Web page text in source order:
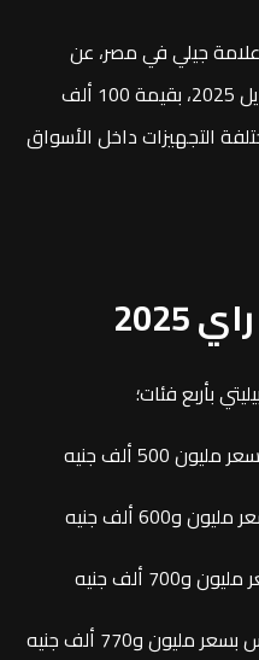
علامة جيلي في مصر، عن
انخفاض اسعار جيلي ستار راي موديل 2025، بقيمة 100 ألف
التجهيزات داخل الأسواق
بأربع فئات؛
ألف جنيه
ألف جنيه
ألف جنيه
و770 ألف جنيه